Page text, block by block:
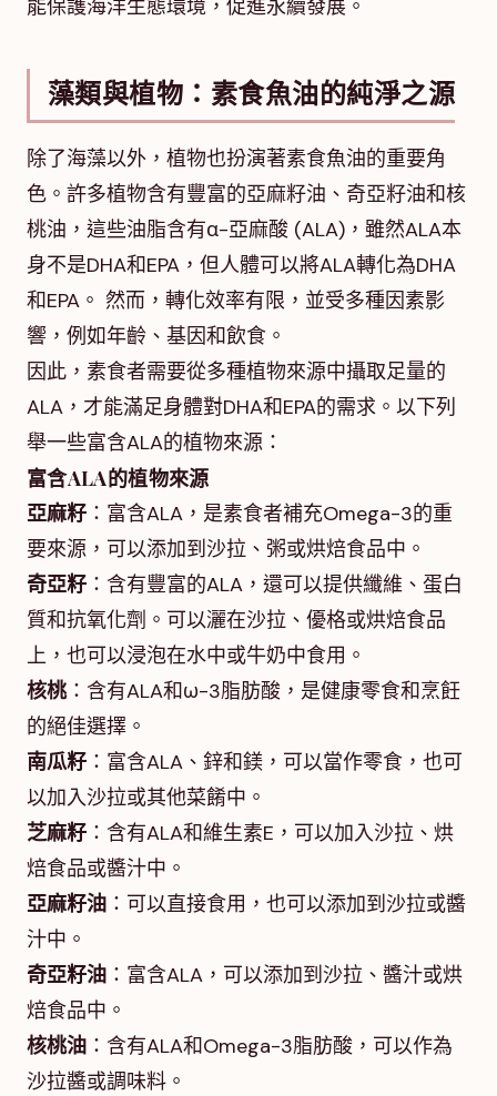
能保護海洋生態環境，促進永續發展。
藻類與植物：素食魚油的純淨之源
除了海藻以外，植物也扮演著素食魚油的重要角
色。許多植物含有豐富的亞麻籽油、奇亞籽油和核
桃油，這些油脂含有α-亞麻酸 (ALA)，雖然ALA本
身不是DHA和EPA，但人體可以將ALA轉化為DHA
和EPA。 然而，轉化效率有限，並受多種因素影
響，例如年齡、基因和飲食。
因此，素食者需要從多種植物來源中攝取足量的
ALA，才能滿足身體對DHA和EPA的需求。以下列
舉一些富含ALA的植物來源：
富含ALA的植物來源
亞麻籽 ：富含ALA，是素食者補充Omega-3的重
要來源，可以添加到沙拉、粥或烘焙食品中。
奇亞籽 ：含有豐富的ALA，還可以提供纖維、蛋白
質和抗氧化劑。可以灑在沙拉、優格或烘焙食品
上，也可以浸泡在水中或牛奶中食用。
核桃：含有ALA和ω-3脂肪酸，是健康零食和烹飪
的絕佳選擇。
南瓜籽 ：富含ALA、鋅和鎂，可以當作零食，也可
以加入沙拉或其他菜餚中。
芝麻籽 ：含有ALA和維生素E，可以加入沙拉、烘
焙食品或醬汁中。
亞麻籽油 ：可以直接食用，也可以添加到沙拉或醬
汁中。
奇亞籽油 ：富含ALA，可以添加到沙拉、醬汁或烘
焙食品中。
核桃油 ：含有ALA和Omega-3脂肪酸，可以作為
沙拉醬或調味料。